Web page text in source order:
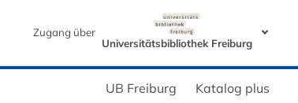
Zugang über
Universitätsbibliothek Freiburg
UB Freiburg Katalog plus